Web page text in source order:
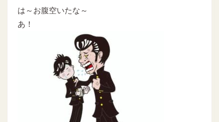
は～お腹空いたな～
あ！